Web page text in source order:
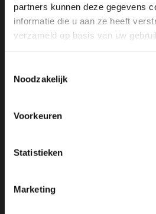
partners kunnen deze gegevens
informatie die u aan ze heeft
verzameld op basis van uw
Noodzakelijk
Voorkeuren
Statistieken
Marketing
+31 6 42 52
+31 6 42 52